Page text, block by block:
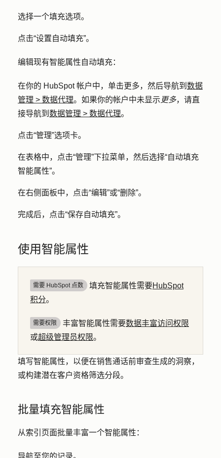
选择一个填充选项。
点击“设置自动填充”。
编辑现有智能属性自动填充：
在你的 HubSpot 帐户中，单击更多，然后导航到 数据
管理 > 数据代理。如果你的帐户中未显示 更多，请直
接导航到 数据管理 > 数据代理。
点击“管理”选项卡。
在表格中，点击“管理”下拉菜单，然后选择“自动填充
智能属性”。
在右侧面板中，点击“编辑”或“删除”。
完成后，点击“保存自动填充”。
使用智能属性
需要 HubSpot 点数 填充智能属性需要HubSpot
积分。
需要权限 丰富智能属性需要数据丰富访问权限
或超级管理员权限。
填写智能属性，以便在销售通话前审查生成的洞察，
或构建潜在客户资格筛选分段。
批量填充智能属性
从索引页面批量丰富一个智能属性：